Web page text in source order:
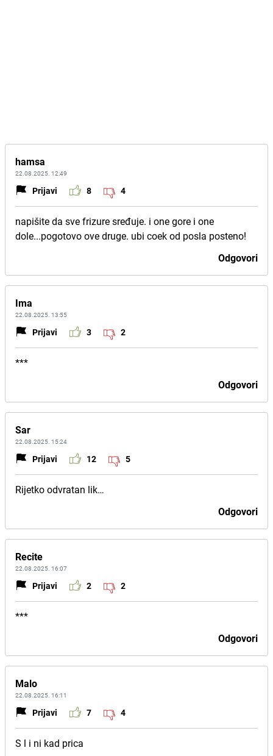
hamsa
22.08.2025. 12:49
Prijavi 8 4
napišite da sve frizure sređuje. i one gore i one
dole...pogotovo ove druge. ubi coek od posla posteno!
Odgovori
Ima
22.08.2025. 13:55
Prijavi 3 2
***
Odgovori
Sar
22.08.2025. 15:24
Prijavi 12 5
Rijetko odvratan lik…
Odgovori
Recite
22.08.2025. 16:07
Prijavi 2 2
***
Odgovori
Malo
22.08.2025. 16:11
Prijavi 7 4
S l i ni kad prica